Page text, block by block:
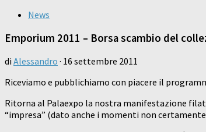
News
Emporium 2011 – Borsa scambio del
di Alessandro · 16 settembre 2011
Riceviamo e pubblichiamo con piacere il
Ritorna al Palaexpo la nostra manifestazione
“impresa” (dato anche i momenti non